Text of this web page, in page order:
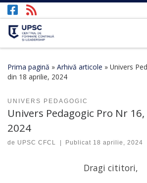
Afișează întregul conținut
Prima pagină » Arhivă articole » Univers
din 18 aprilie, 2024
UNIVERS PEDAGOGIC
Univers Pedagogic Pro Nr
2024
de UPSC CFCL Publicat 18 aprilie, 2024
Dragi cititori,